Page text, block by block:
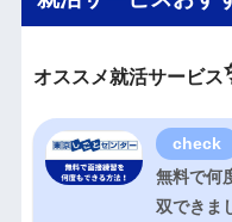
オススメ就活サービス
無料で何
双できま